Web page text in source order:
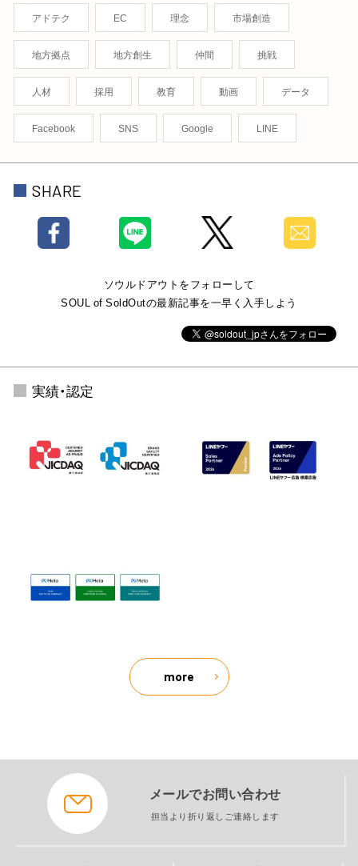
アドテク EC 理念 市場創造
地方拠点 地方創生 仲間 挑戦
人材 採用 教育 動画 データ
Facebook SNS Google LINE
SHARE
ソウルドアウトをフォローして
SOUL of SoldOutの最新記事を一早く入手しよう
実績・認定
more
メールでお問い合わせ
担当より折り返しご連絡します